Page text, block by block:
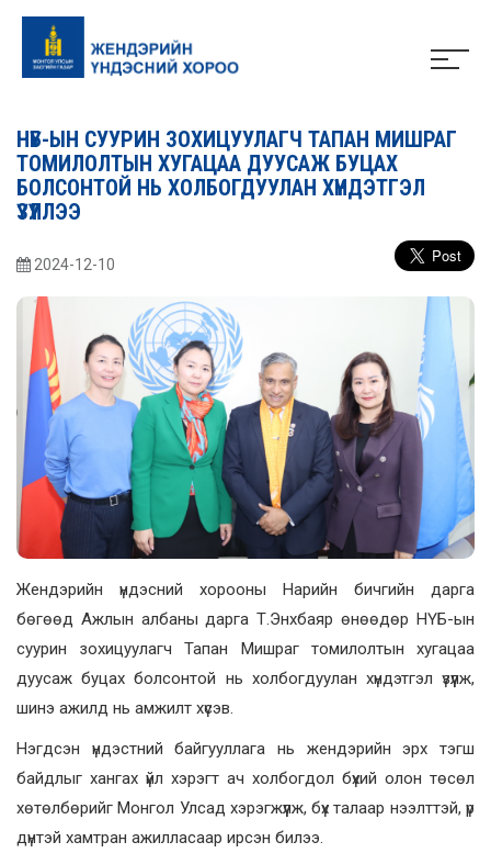
НҮБ-ЫН СУУРИН ЗОХИЦУУЛАГЧ ТАПАН МИШРАГ
ТОМИЛОЛТЫН ХУГАЦАА ДУУСАЖ БУЦАХ
БОЛСОНТОЙ НЬ ХОЛБОГДУУЛАН ХҮНДЭТГЭЛ
ҮЗҮҮЛЛЭЭ
2024-12-10
Жендэрийн үндэсний хорооны Нарийн бичгийн дарга
бөгөөд Ажлын албаны дарга Т.Энхбаяр өнөөдөр НҮБ-ын
суурин зохицуулагч Тапан Мишраг томилолтын хугацаа
дуусаж буцах болсонтой нь холбогдуулан хүндэтгэл үзүүлж,
шинэ ажилд нь амжилт хүсэв.
Нэгдсэн үндэстний байгууллага нь жендэрийн эрх тэгш
байдлыг хангах үйл хэрэгт ач холбогдол бүхий олон төсөл
хөтөлбөрийг Монгол Улсад хэрэгжүүлж, бүх талаар нээлттэй, үр
дүнтэй хамтран ажилласаар ирсэн билээ.